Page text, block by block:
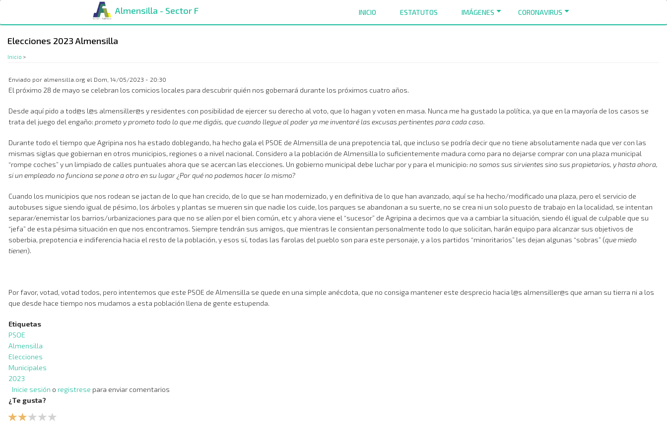
contenido
principal
Almensilla - Sector F INICIO ESTATUTOS IMÁGENES CORONAVIRUS
Elecciones 2023 Almensilla
Inicio >
Enviado por almensilla.org el Dom, 14/05/2023 - 20:30
El próximo 28 de mayo se celebran los comicios locales para descubrir quién nos gobernará durante los próximos cuatro años.
Desde aquí pido a tod@s l@s almensiller@s y residentes con posibilidad de ejercer su derecho al voto, que lo hagan y voten en masa. Nunca me ha gustado la política, ya que en la mayoría de los casos se
trata del juego del engaño: prometo y prometo todo lo que me digáis, que cuando llegue al poder ya me inventaré las excusas pertinentes para cada caso.
Durante todo el tiempo que Agripina nos ha estado doblegando, ha hecho gala el PSOE de Almensilla de una prepotencia tal, que incluso se podría decir que no tiene absolutamente nada que ver con las
mismas siglas que gobiernan en otros municipios, regiones o a nivel nacional. Considero a la población de Almensilla lo suficientemente madura como para no dejarse comprar con una plaza municipal
“rompe coches” y un limpiado de calles puntuales ahora que se acercan las elecciones. Un gobierno municipal debe luchar por y para el municipio: no somos sus sirvientes sino sus propietarios, y hasta ahora,
si un empleado no funciona se pone a otro en su lugar ¿Por qué no podemos hacer lo mismo?
Cuando los municipios que nos rodean se jactan de lo que han crecido, de lo que se han modernizado, y en definitiva de lo que han avanzado, aquí se ha hecho/modificado una plaza, pero el servicio de
autobuses sigue siendo igual de pésimo, los árboles y plantas se mueren sin que nadie los cuide, los parques se abandonan a su suerte, no se crea ni un solo puesto de trabajo en la localidad, se intentan
separar/enemistar los barrios/urbanizaciones para que no se alíen por el bien común, etc y ahora viene el “sucesor” de Agripina a decirnos que va a cambiar la situación, siendo él igual de culpable que su
“jefa” de esta pésima situación en que nos encontramos. Siempre tendrán sus amigos, que mientras le consientan personalmente todo lo que solicitan, harán equipo para alcanzar sus objetivos de
soberbia, prepotencia e indiferencia hacia el resto de la población, y esos sí, todas las farolas del pueblo son para este personaje, y a los partidos “minoritarios” les dejan algunas “sobras” (que miedo
tienen).
Por favor, votad, votad todos, pero intentemos que este PSOE de Almensilla se quede en una simple anécdota, que no consiga mantener este desprecio hacia l@s almensiller@s que aman su tierra ni a los
que desde hace tiempo nos mudamos a esta población llena de gente estupenda.
Etiquetas
PSOE
Almensilla
Elecciones
Municipales
2023
Inicie sesión o registrese para enviar comentarios
¿Te gusta?